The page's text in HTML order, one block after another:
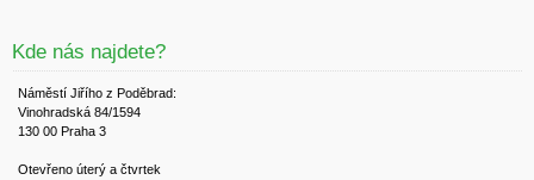
Kde nás najdete?
Náměstí Jiřího z Poděbrad:
Vinohradská 84/1594
130 00 Praha 3
Otevřeno úterý a čtvrtek